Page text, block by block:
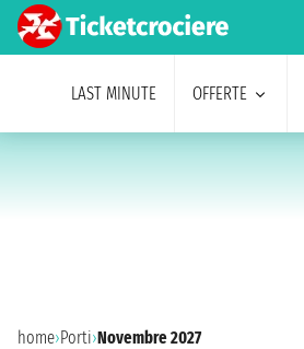
LAST MINUTE OFFERTE
home›Porti›Novembre 2027